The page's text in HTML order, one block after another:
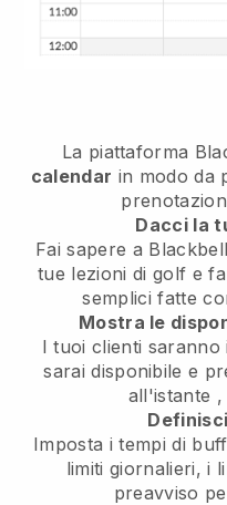
La piattaforma
calendar in modo da
Dacci la
Fai sapere a Blackbell
tue lezioni di golf e
semplici fatte
Mostra le
I tuoi clienti saranno
sarai disponibilee
all'istante
Imposta i tempi di
limiti giornalieri, i
preavviso